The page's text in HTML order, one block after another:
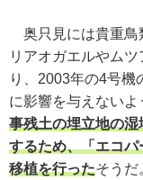
奥只見には貴重鳥
リアオガエルやム
り、2003年の4号機
に影響を与えない
事残土の埋立地の
するため、「エコ
移植を行ったそうだ